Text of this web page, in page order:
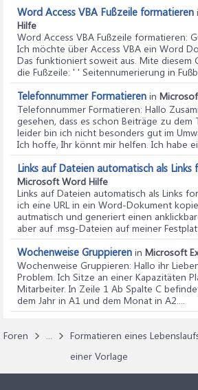
Word Access VBA Fußzeile formatieren
Hilfe
Word Access VBA Fußzeile formatieren:
Ich möchte über Access VBA ein Word
Das funktioniert soweit aus. Mite diesem
die Fußzeile: ' ' Seitennumerierung in
Telefonnummer Formatieren in
Telefonnummer Formatieren: Hallo
gesehen, dass es schon Beiträge zu dem
leider bin ich nicht besonders gut im
Ich hoffe, Ihr könnt mir helfen. Ich habe
Links auf Dateien automatisch als Links
Microsoft Word Hilfe
Links auf Dateien automatisch als Links
ich eine URL in ein Word-Dokument
autmatisch und generiert einen
aber auf .msg-Dateien auf meiner
Wochenweise Gruppieren in Microsoft
Wochenweise Gruppieren: Hallo ihr
Problem. Ich Sitze an einer Kapazitäten
Mitarbeiter. In Zeile 1 Ab Spalte C
dem Jahr in A1 und dem Monat in A2....
Foren ...
Formatieren eines
einer Vorlage